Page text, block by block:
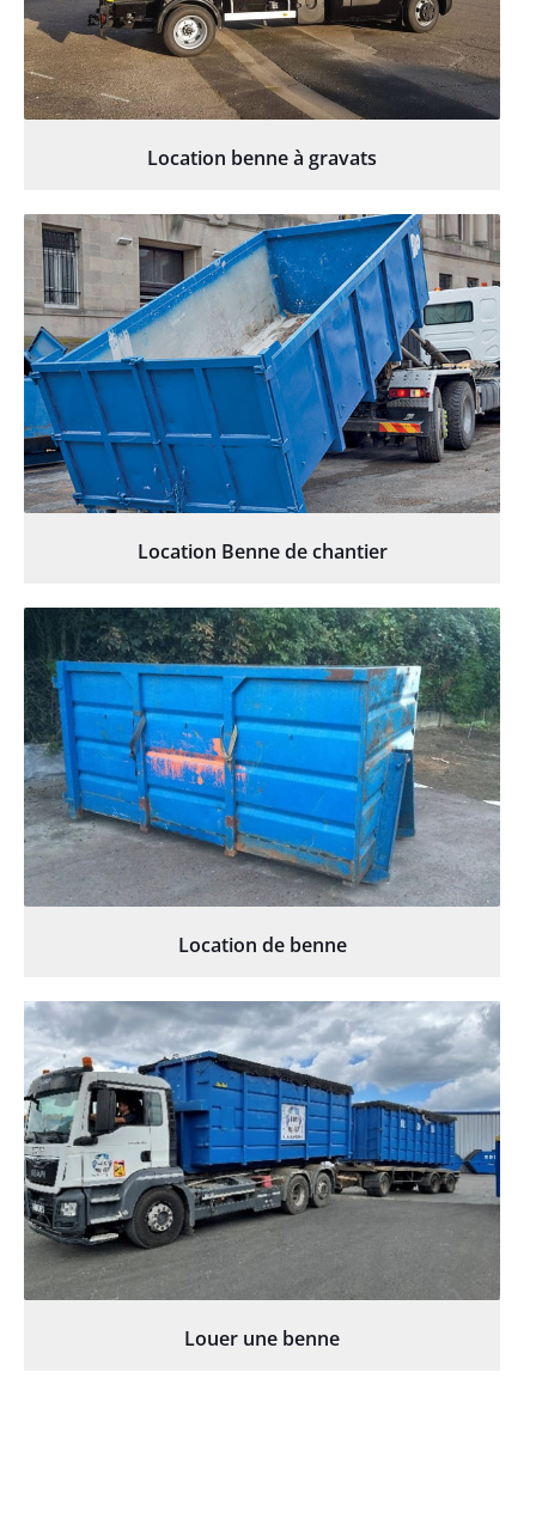
Location benne à gravats
Location Benne de chantier
Location de benne
Louer une benne